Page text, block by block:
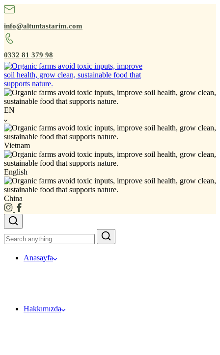
info@altuntastarim.com
0332 81 379 98
EN
Vietnam
English
China
Anasayfa
Hakkımızda